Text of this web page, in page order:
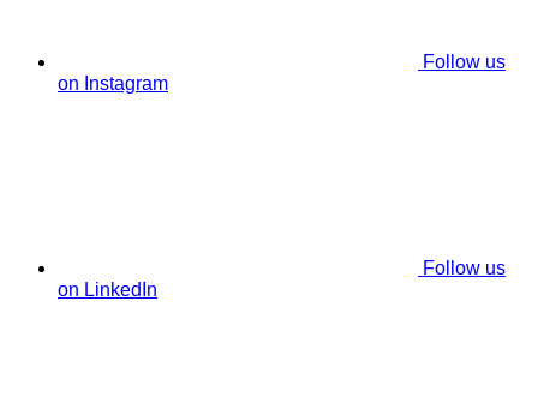
Follow us
on Instagram
Follow us
on LinkedIn